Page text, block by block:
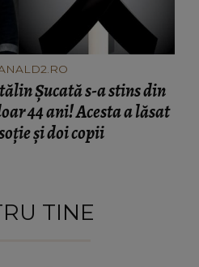
Șucată s-a stins din
44 ani! Acesta a lăsat
și doi copii
TINE